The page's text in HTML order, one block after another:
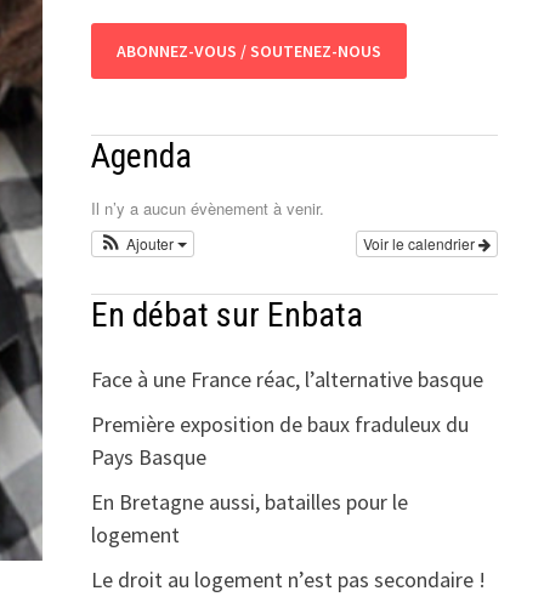
ABONNEZ-VOUS / SOUTENEZ-NOUS
Agenda
Il n’y a aucun évènement à venir.
Voir le calendrier
Ajouter
En débat sur Enbata
Face à une France réac, l’alternative basque
Première exposition de baux fraduleux du
Pays Basque
En Bretagne aussi, batailles pour le
logement
Le droit au logement n’est pas secondaire !